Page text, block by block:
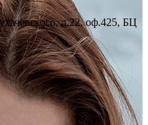
д.22, оф.425, БЦ